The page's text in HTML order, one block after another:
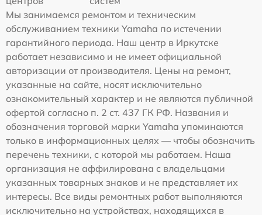
Мы занимаемся ремонтом и техническим
обслуживанием техники Yamaha по истечении
гарантийного периода. Наш центр в Иркутске
работает независимо и не имеет официальной
авторизации от производителя. Цены на ремонт,
указанные на сайте, носят исключительно
ознакомительный характер и не являются публичной
офертой согласно п. 2 ст. 437 ГК РФ. Названия и
обозначения торговой марки Yamaha упоминаются
только в информационных целях — чтобы обозначить
перечень техники, с которой мы работаем. Наша
организация не аффилирована с владельцами
указанных товарных знаков и не представляет их
интересы. Все виды ремонтных работ выполняются
исключительно на устройствах, находящихся в